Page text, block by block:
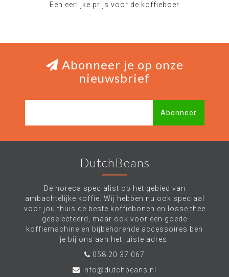
Een eerlijke prijs voor de koffieboer
Abonneer je op onze
nieuwsbrief
Abonneer
DutchBeans
De horeca specialist op het gebied van
ambachtelijke koffie. Wij hebben nu ook speciaal
voor jou thuis de beste koffiebonen en losse thee
geselecteerd, maar ook voor een goede
koffiemachine en bijbehorende accessoires ben
je bij ons aan het juiste adres.
058 20 37 067
info@dutchbeans.nl